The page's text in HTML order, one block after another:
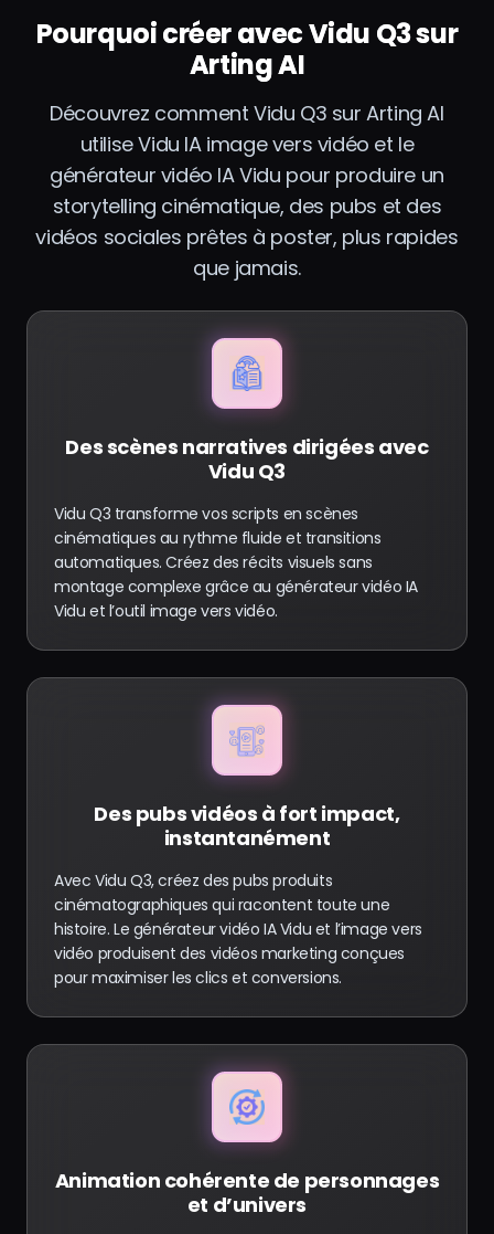
Pourquoi créer avec Vidu Q3 sur
Arting AI
Découvrez comment Vidu Q3 sur Arting AI
utilise Vidu IA image vers vidéo et le
générateur vidéo IA Vidu pour produire un
storytelling cinématique, des pubs et des
vidéos sociales prêtes à poster, plus rapides
que jamais.
Des scènes narratives dirigées avec
Vidu Q3
Vidu Q3 transforme vos scripts en scènes
cinématiques au rythme fluide et transitions
automatiques. Créez des récits visuels sans
montage complexe grâce au générateur vidéo IA
Vidu et l’outil image vers vidéo.
Des pubs vidéos à fort impact,
instantanément
Avec Vidu Q3, créez des pubs produits
cinématographiques qui racontent toute une
histoire. Le générateur vidéo IA Vidu et l’image vers
vidéo produisent des vidéos marketing conçues
pour maximiser les clics et conversions.
Animation cohérente de personnages
et d’univers